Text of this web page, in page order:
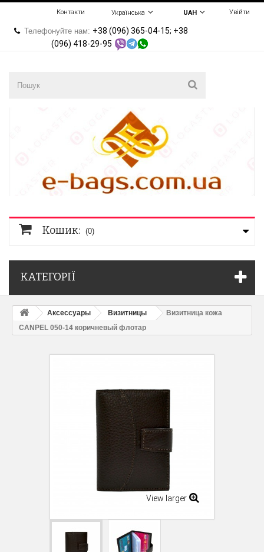
Увійти
UAH
Українська
Контакти
Телефонуйте нам: +38 (096) 365-04-15; +38
(096) 418-29-95
Кошик: (0)
КАТЕГОРІЇ
Аксессуары Визитницы
Визитница кожа
CANPEL 050-14 коричневый флотар
View larger